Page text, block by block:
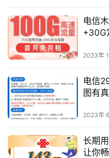
电信
+30G
2023年
电信
图有
2023年
长期
让你